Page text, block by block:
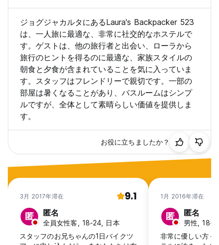
ジョグジャカルタにあるLaura's Backpacker 523
は、一人旅に最適な、非常に社交的なホステルで
す。ゲストは、他の旅行者と出会い、ローラから
旅行のヒントを得るのに最適な、家族スタイルの
朝食と夕食が含まれていることを気に入っていま
す。スタッフはフレンドリーで親切です。一部の
部屋は暑くなることがあり、バスルームはシンプ
ルですが、全体として素晴らしい価値を提供しま
す。
お役に立ちましたか？
3月 2017年滞在 9.1
匿 匿名
全員女性客, 18-24, 日本
スタッフのお兄ちゃんの1日バイクツ
1月 2016年滞在
匿 匿名
男性, 18-
非常に優しい方々